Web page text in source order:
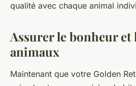
qualité avec chaque animal
Assurer le bonheur et
animaux
Maintenant que votre Golden